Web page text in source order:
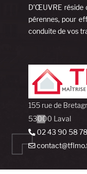
D’ŒUVRE réside
pérennes, pour
conduite de vos
155 rue de
53000 Laval
02 43 90 58 78